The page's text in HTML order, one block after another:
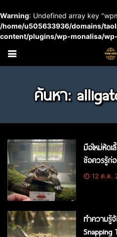
Warning: Undefined array key
/home/u505633936/domains/
content/plugins/wp-monalisa/
ค้นหา:
มือใหม่หัดเ
ข้อควรรู้ก่
12 ต.ค.
ทำความรู้จั
Snapping